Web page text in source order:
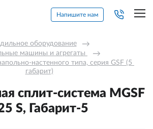
Напишите нам
оборудование →
машины и агрегаты →
настенного типа, серия GSF (5
габарит)
сплит-система МGSF
S, Габарит-5